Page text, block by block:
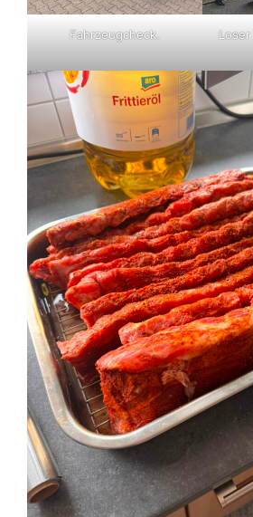
Fahrzeugcheck.
Loser